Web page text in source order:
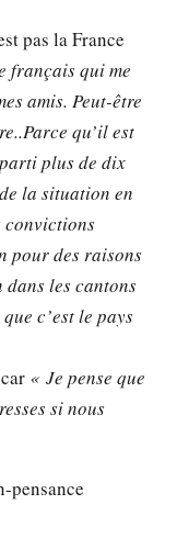
pas la France
français qui me
amis. Peut-être
qu’il est
plus de dix
la situation en
convictions
pour des raisons
les cantons
c’est le pays
« Je pense que
si nous
pensance